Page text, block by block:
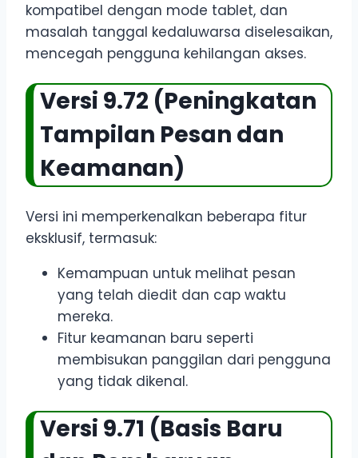
kompatibel dengan mode tablet, dan
masalah tanggal kedaluwarsa diselesaikan,
mencegah pengguna kehilangan akses.
Versi 9.72 (Peningkatan
Tampilan Pesan dan
Keamanan)
Versi ini memperkenalkan beberapa fitur
eksklusif, termasuk:
Kemampuan untuk melihat pesan
yang telah diedit dan cap waktu
mereka.
Fitur keamanan baru seperti
membisukan panggilan dari pengguna
yang tidak dikenal.
Versi 9.71 (Basis Baru